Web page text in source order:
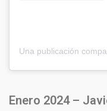
Enero 2024 –